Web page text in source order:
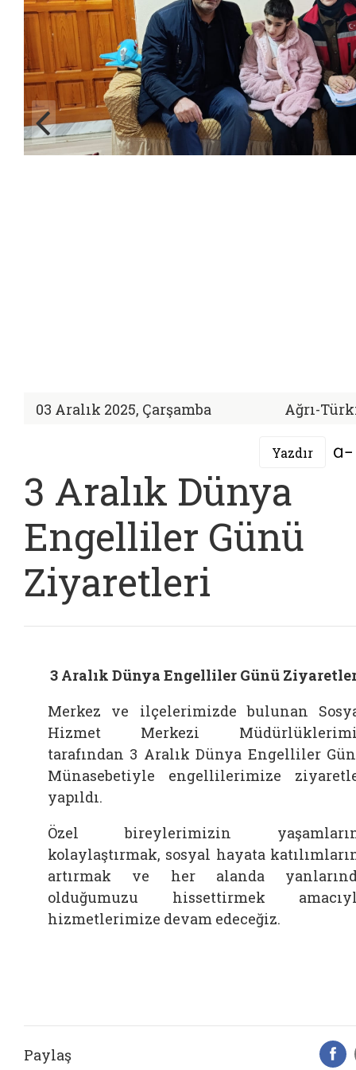
03 Aralık 2025, Çarşamba Ağrı-
Yazdır
3 Aralık Dünya
Engelliler Günü
Ziyaretleri
3 Aralık Dünya Engelliler Günü
Merkez ve ilçelerimizde bulunan
Hizmet Merkezi
tarafından 3 Aralık Dünya Engelliler
Münasebetiyle engellilerimize
yapıldı.
Özel bireylerimizin
kolaylaştırmak, sosyal hayata
artırmak ve her alanda
olduğumuzu hissettirmek
hizmetlerimize devam edeceğiz.
Paylaş